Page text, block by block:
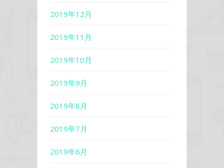
2019年12月
2019年11月
2019年10月
2019年9月
2019年8月
2019年7月
2019年6月